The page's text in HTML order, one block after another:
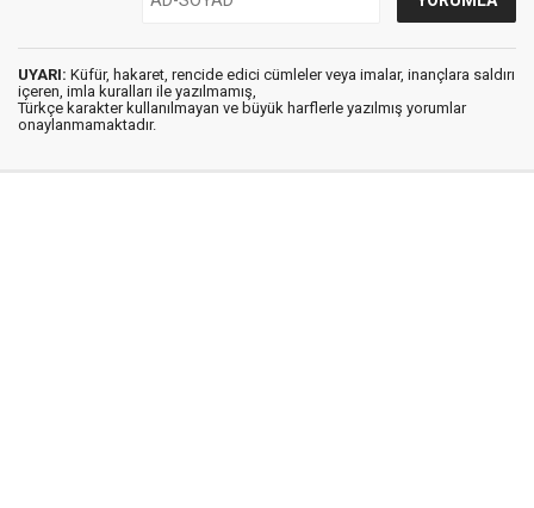
UYARI: Küfür, hakaret, rencide edici cümleler veya imalar, inançlara saldırı
içeren, imla kuralları ile yazılmamış,
Türkçe karakter kullanılmayan ve büyük harflerle yazılmış yorumlar
onaylanmamaktadır.